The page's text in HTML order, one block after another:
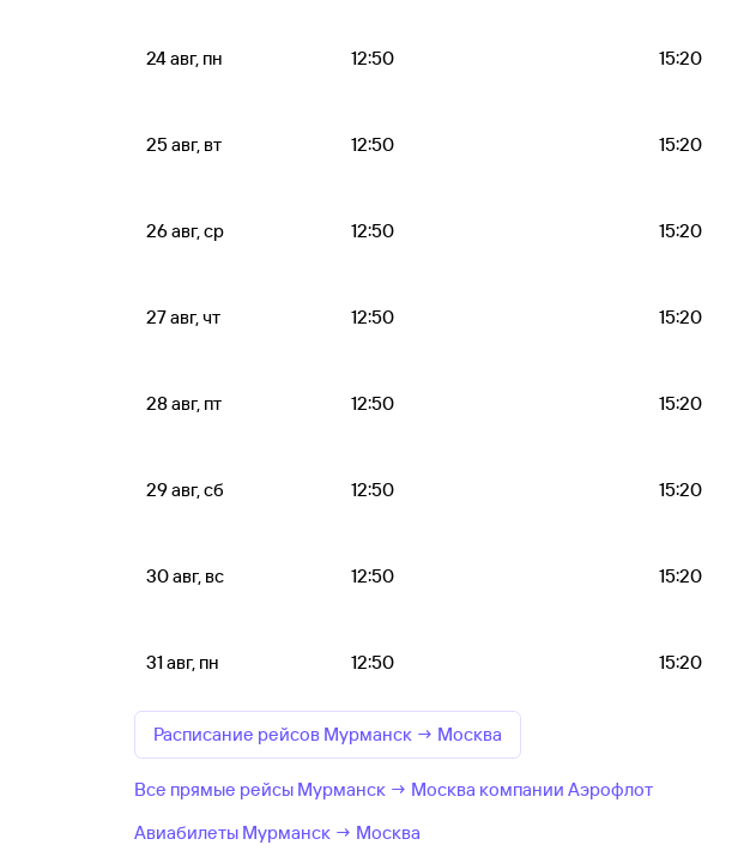
24 авг, пн 12:50 15:20
25 авг, вт 12:50 15:20
26 авг, ср 12:50 15:20
27 авг, чт 12:50 15:20
28 авг, пт 12:50 15:20
29 авг, сб 12:50 15:20
30 авг, вс 12:50 15:20
31 авг, пн 12:50 15:20
Расписание рейсов Мурманск → Москва
Все прямые рейсы Мурманск → Москва компании Аэрофлот
Авиабилеты Мурманск → Москва